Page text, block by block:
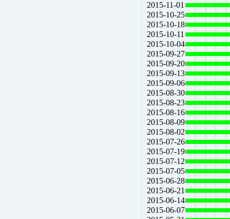
2015-11-01
2015-10-25
2015-10-18
2015-10-11
2015-10-04
2015-09-27
2015-09-20
2015-09-13
2015-09-06
2015-08-30
2015-08-23
2015-08-16
2015-08-09
2015-08-02
2015-07-26
2015-07-19
2015-07-12
2015-07-05
2015-06-28
2015-06-21
2015-06-14
2015-06-07